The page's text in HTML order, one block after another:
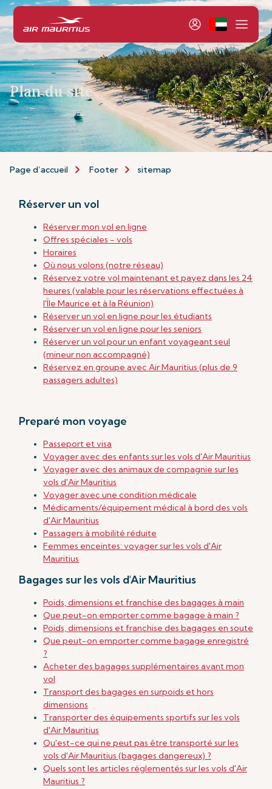
Plan du site
Page d’accueil Footer sitemap
Réserver un vol
Réserver mon vol en ligne
Offres spéciales - vols
Horaires
Où nous volons (notre réseau)
Réservez votre vol maintenant et payez dans les 24
heures (valable pour les réservations effectuées à
l'Île Maurice et à la Réunion)
Réserver un vol en ligne pour les étudiants
Réserver un vol en ligne pour les seniors
Réserver un vol pour un enfant voyageant seul
(mineur non accompagné)
Réservez en groupe avec Air Mauritius (plus de 9
passagers adultes)
Preparé mon voyage
Passeport et visa
Voyager avec des enfants sur les vols d'Air Mauritius
Voyager avec des animaux de compagnie sur les
vols d'Air Mauritius
Voyager avec une condition médicale
Médicaments/équipement médical à bord des vols
d'Air Mauritius
Passagers à mobilité réduite
Femmes enceintes: voyager sur les vols d'Air
Mauritius
Bagages sur les vols d'Air Mauritius
Poids, dimensions et franchise des bagages à main
Que peut-on emporter comme bagage à main ?
Poids, dimensions et franchise des bagages en soute
Que peut-on emporter comme bagage enregistré
?
Acheter des bagages supplémentaires avant mon
vol
Transport des bagages en surpoids et hors
dimensions
Transporter des équipements sportifs sur les vols
d'Air Mauritius
Qu'est-ce qui ne peut pas être transporté sur les
vols d'Air Mauritius (bagages dangereux) ?
Quels sont les articles réglementés sur les vols d'Air
Mauritius ?